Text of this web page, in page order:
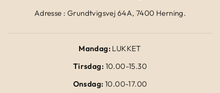
Adresse : Grundtvigsvej 64A, 7400 Herning.
Mandag: LUKKET
Tirsdag: 10.00-15.30
Onsdag: 10.00-17.00